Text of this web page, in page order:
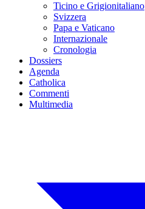
Ticino e Grigionitaliano
Svizzera
Papa e Vaticano
Internazionale
Cronologia
Dossiers
Agenda
Catholica
Commenti
Multimedia